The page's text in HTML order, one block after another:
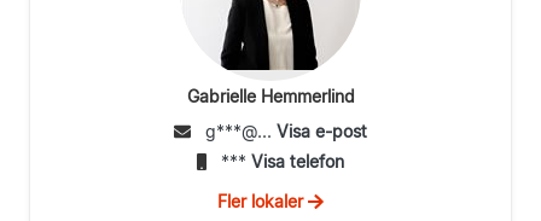
Gabrielle Hemmerlind
g***@... Visa e-post
*** Visa telefon
Fler lokaler